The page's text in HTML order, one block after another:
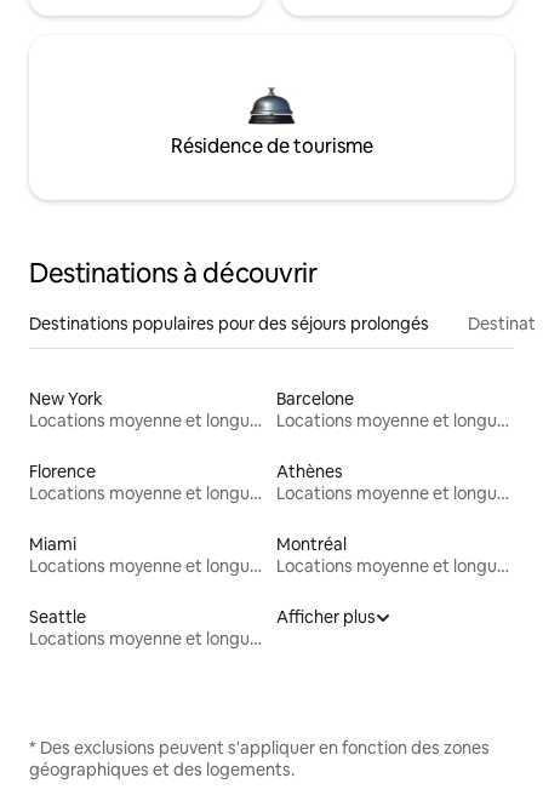
Résidence de tourisme
Destinations à découvrir
Destinations populaires pour des séjours prolongés
New York
Locations moyenne et longue durée
Barcelone
Locations moyenne et longue durée
Florence
Locations moyenne et longue durée
Athènes
Locations moyenne et longue durée
Miami
Locations moyenne et longue durée
Montréal
Locations moyenne et longue durée
Seattle
Locations moyenne et longue durée
Afficher plus
* Des exclusions peuvent s'appliquer en fonction des zones
géographiques et des logements.